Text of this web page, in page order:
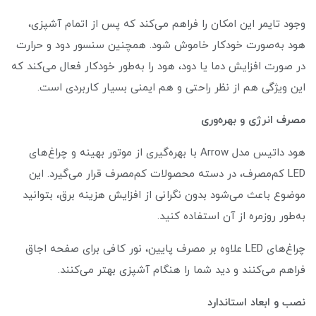
وجود تایمر این امکان را فراهم می‌کند که پس از اتمام آشپزی،
هود به‌صورت خودکار خاموش شود. همچنین سنسور دود و حرارت
در صورت افزایش دما یا دود، هود را به‌طور خودکار فعال می‌کند که
این ویژگی هم از نظر راحتی و هم ایمنی بسیار کاربردی است.
مصرف انرژی و بهره‌وری
هود داتیس مدل Arrow با بهره‌گیری از موتور بهینه و چراغ‌های
LED کم‌مصرف، در دسته محصولات کم‌مصرف قرار می‌گیرد. این
موضوع باعث می‌شود بدون نگرانی از افزایش هزینه برق، بتوانید
به‌طور روزمره از آن استفاده کنید.
چراغ‌های LED علاوه بر مصرف پایین، نور کافی برای صفحه اجاق
فراهم می‌کنند و دید شما را هنگام آشپزی بهتر می‌کنند.
نصب و ابعاد استاندارد